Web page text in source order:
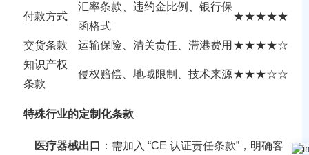
付款方式
汇率条款、违约金比例、银行保
函格式
★★★★★
交货条款 运输保险、清关责任、滞港费用 ★★★★☆
知识产权
条款
侵权赔偿、地域限制、技术来源★★★☆☆
特殊行业的定制化条款
医疗器械出口
：需加入 “CE 认证责任条款”，明确客